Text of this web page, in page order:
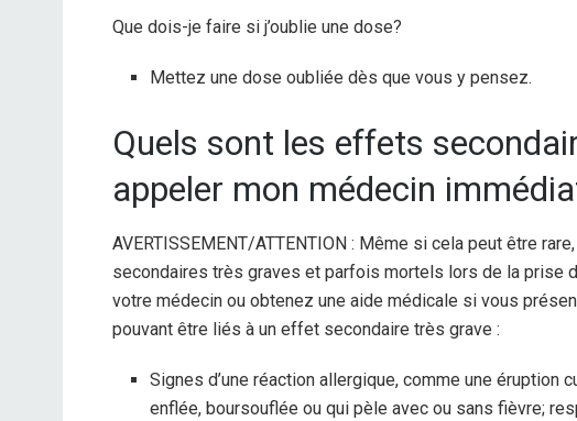
Que dois-je faire si j’oublie une dose?
Mettez une dose oubliée dès que vous y pensez.
Quels sont les effets
appeler mon médecin
AVERTISSEMENT/ATTENTION : Même si cela peut être
secondaires très graves et parfois mortels lors de la prise
votre médecin ou obtenez une aide médicale si vous
pouvant être liés à un effet secondaire très grave :
Signes d’une réaction allergique, comme une éruption
enflée, boursouflée ou qui pèle avec ou sans fièvre;